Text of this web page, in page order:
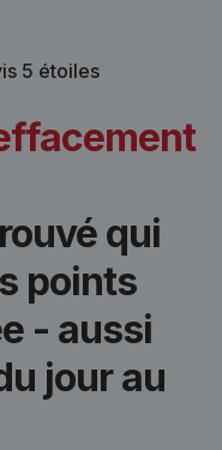
5 étoiles
qui
points
- aussi
jour au